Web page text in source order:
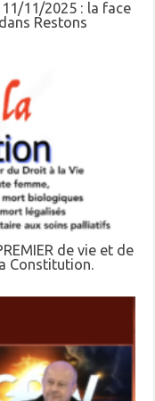
11/11/2025 : la face
Restons
de vie et de
Constitution.